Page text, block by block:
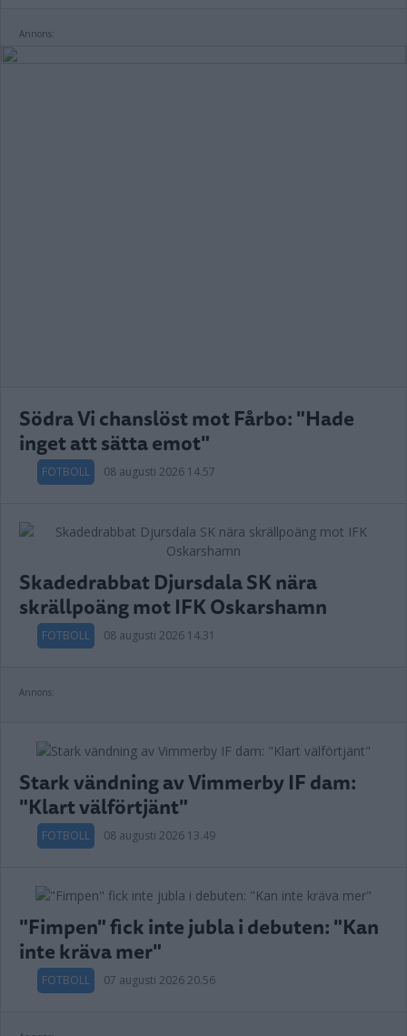
Annons:
Södra Vi chanslöst mot Fårbo: "Hade
inget att sätta emot"
FOTBOLL 08 augusti 2026 14.57
Skadedrabbat Djursdala SK nära
skrällpoäng mot IFK Oskarshamn
FOTBOLL 08 augusti 2026 14.31
Annons:
Stark vändning av Vimmerby IF dam:
"Klart välförtjänt"
FOTBOLL 08 augusti 2026 13.49
"Fimpen" fick inte jubla i debuten: "Kan
inte kräva mer"
FOTBOLL 07 augusti 2026 20.56